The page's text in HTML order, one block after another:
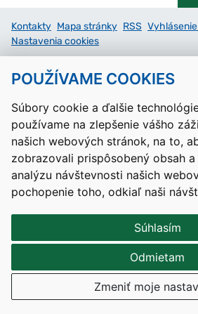
POUŽÍVAME COOKIES
Súbory cookie a ďalšie
používame na zlepšenie vášho
našich webových stránok, na to,
zobrazovali prispôsobený obsah a
analýzu návštevnosti našich
pochopenie toho, odkiaľ naši
Súhlasím
Odmietam
Zmeniť moje
Kontakty Mapa stránky RSS
Nastavenia cookies
Prevádzkovateľom služby je Ministerstvo
vývoja a mládeže Slovenskej republiky.
Tvorba stránok: Aglo Solutions
Redakčný systém: SysCom